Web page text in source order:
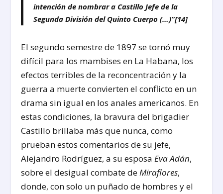
intención de nombrar a Castillo Jefe de la
Segunda División del Quinto Cuerpo (…)”[14]
El segundo semestre de 1897 se tornó muy
difícil para los mambises en La Habana, los
efectos terribles de la reconcentración y la
guerra a muerte convierten el conflicto en un
drama sin igual en los anales americanos. En
estas condiciones, la bravura del brigadier
Castillo brillaba más que nunca, como
prueban estos comentarios de su jefe,
Alejandro Rodríguez, a su esposaEva Adán,
sobre el desigual combate deMiraflores,
donde, con solo un puñado de hombres y el